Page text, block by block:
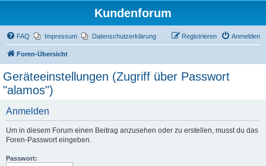
Kundenforum
FAQ Impressum Datenschutzerklärung Anmelden
Registrieren
Foren-Übersicht
Geräteeinstellungen (Zugriff über Passwort
"alamos")
Anmelden
Um in diesem Forum einen Beitrag anzusehen oder zu erstellen, musst du das
Foren-Passwort eingeben.
Passwort: